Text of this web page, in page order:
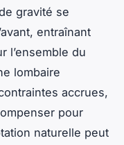
gravité se
entraînant
l’ensemble du
lombaire
accrues,
pour
naturelle peut